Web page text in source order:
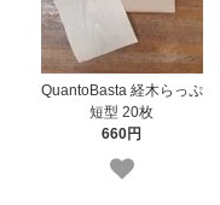
QuantoBasta 経木らっぷ
短型 20枚
660円